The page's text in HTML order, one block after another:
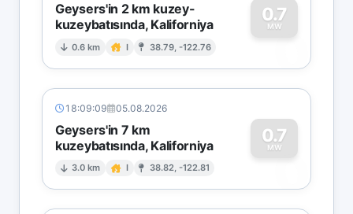
Geysers'in 2 km kuzey-
kuzeybatısında, Kaliforniya
0.6 km I 38.79, -122.76
0.7
MW
0
18:09:09 05.08.2026
Geysers'in 7 km
kuzeybatısında, Kaliforniya
3.0 km I 38.82, -122.81
0.7
MW
0